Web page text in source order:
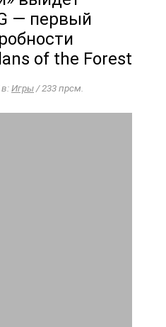
— первый
of the Forest
в:Игры/ 233 прсм.